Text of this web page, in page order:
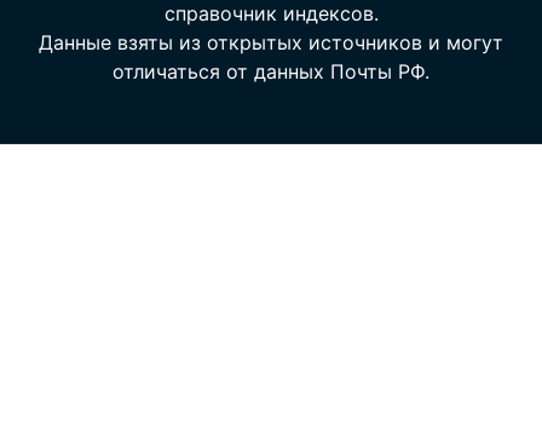
справочник индексов.
Данные взяты из открытых источников и могут
отличаться от данных Почты РФ.